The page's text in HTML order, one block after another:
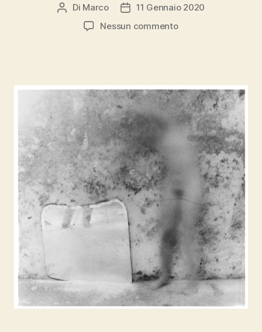
Autore
articolo
Di Marco
Data
dell'articolo
11 Gennaio 2020
Nessun commentosu